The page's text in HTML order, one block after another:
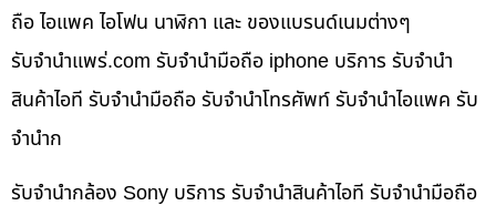
ถือ ไอแพค ไอโฟน นาฬิกา และ ของแบรนด์เนมต่างๆ
รับจํานําแพร่.com รับจำนำมือถือ iphone บริการ รับจำนำ
สินค้าไอที รับจำนำมือถือ รับจำนำโทรศัพท์ รับจำนำไอแพค รับ
จำนำก
รับจำนำกล้อง Sony บริการ รับจำนำสินค้าไอที รับจำนำมือถือ